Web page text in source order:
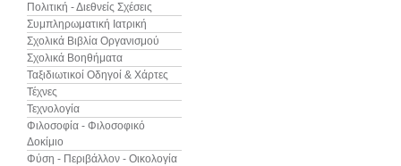
Πολιτική - Διεθνείς Σχέσεις
Συμπληρωματική Ιατρική
Σχολικά Βιβλία Οργανισμού
Σχολικά Βοηθήματα
Ταξιδιωτικοί Οδηγοί & Χάρτες
Τέχνες
Τεχνολογία
Φιλοσοφία - Φιλοσοφικό
Δοκίμιο
Φύση - Περιβάλλον - Οικολογία